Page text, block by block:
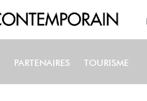
PARTENAIRES TOURISME